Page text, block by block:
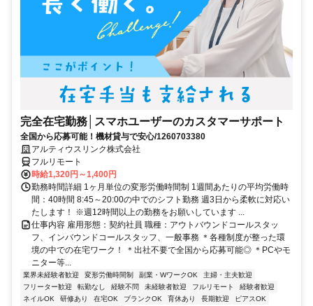
完全在宅勤務│スマホユーザーのカスタマーサポート
全国から応募可能！機材貸与で安心/1260703380
アルティウスリンク株式会社
フルリモート
時給1,320円～1,400円
勤務時間詳細 1ヶ月単位の変形労働時間制 1週間あたりの平均労働時
間：40時間 8:45～20:00の中でのシフト勤務 週3日から柔軟に対応い
たします！ ※週12時間以上の勤務をお願いしています ...
仕事内容 雇用形態：契約社員 職種：アウトバウンドコールスタッ
フ、インバウンドコールスタッフ、一般事務 ＊各種制度が整った環
境の中での在宅ワーク！ ＊出社不要で全国から応募可能◎ ＊PCやモ
ニター等...
業界未経験者歓迎 変形労働時間制 副業・WワークOK
主婦・主夫歓迎
フリーター歓迎
転勤なし 経験不問 未経験者歓迎 フルリモート
経験者歓迎
ネイルOK
研修あり 在宅OK ブランクOK 育休あり 長期歓迎
ピアスOK